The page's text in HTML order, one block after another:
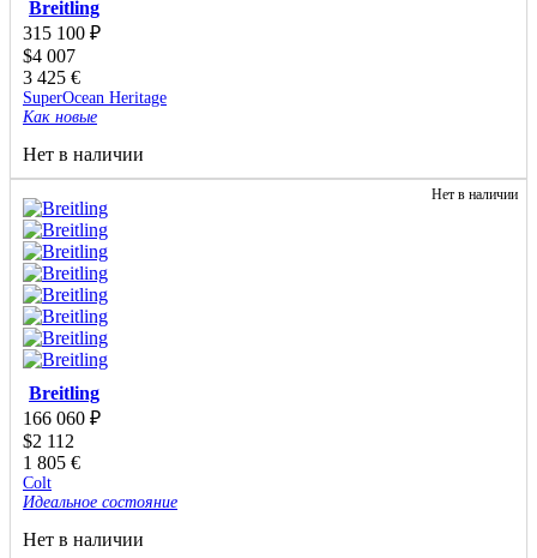
Breitling
315 100 ₽
$4 007
3 425 €
SuperOcean Heritage
Как новые
Нет в наличии
Нет в наличии
Breitling
166 060 ₽
$2 112
1 805 €
Colt
Идеальное состояние
Нет в наличии